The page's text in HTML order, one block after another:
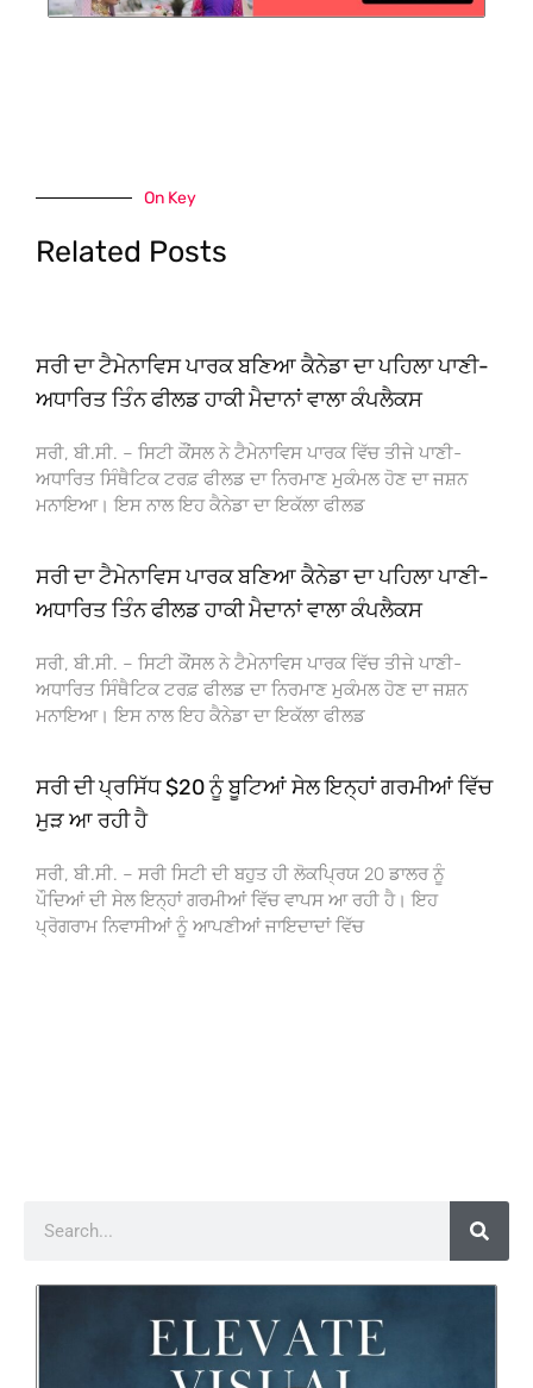
On Key
Related Posts
ਸਰੀ ਦਾ ਟੈਮੇਨਾਵਿਸ ਪਾਰਕ ਬਣਿਆ ਕੈਨੇਡਾ ਦਾ ਪਹਿਲਾ ਪਾਣੀ-
ਅਧਾਰਿਤ ਤਿੰਨ ਫੀਲਡ ਹਾਕੀ ਮੈਦਾਨਾਂ ਵਾਲਾ ਕੰਪਲੈਕਸ
ਸਰੀ, ਬੀ.ਸੀ. – ਸਿਟੀ ਕੌਂਸਲ ਨੇ ਟੈਮੇਨਾਵਿਸ ਪਾਰਕ ਵਿੱਚ ਤੀਜੇ ਪਾਣੀ-
ਅਧਾਰਿਤ ਸਿੰਥੈਟਿਕ ਟਰਫ਼ ਫੀਲਡ ਦਾ ਨਿਰਮਾਣ ਮੁਕੰਮਲ ਹੋਣ ਦਾ ਜਸ਼ਨ
ਮਨਾਇਆ। ਇਸ ਨਾਲ ਇਹ ਕੈਨੇਡਾ ਦਾ ਇਕੱਲਾ ਫੀਲਡ
ਸਰੀ ਦਾ ਟੈਮੇਨਾਵਿਸ ਪਾਰਕ ਬਣਿਆ ਕੈਨੇਡਾ ਦਾ ਪਹਿਲਾ ਪਾਣੀ-
ਅਧਾਰਿਤ ਤਿੰਨ ਫੀਲਡ ਹਾਕੀ ਮੈਦਾਨਾਂ ਵਾਲਾ ਕੰਪਲੈਕਸ
ਸਰੀ, ਬੀ.ਸੀ. – ਸਿਟੀ ਕੌਂਸਲ ਨੇ ਟੈਮੇਨਾਵਿਸ ਪਾਰਕ ਵਿੱਚ ਤੀਜੇ ਪਾਣੀ-
ਅਧਾਰਿਤ ਸਿੰਥੈਟਿਕ ਟਰਫ਼ ਫੀਲਡ ਦਾ ਨਿਰਮਾਣ ਮੁਕੰਮਲ ਹੋਣ ਦਾ ਜਸ਼ਨ
ਮਨਾਇਆ। ਇਸ ਨਾਲ ਇਹ ਕੈਨੇਡਾ ਦਾ ਇਕੱਲਾ ਫੀਲਡ
ਸਰੀ ਦੀ ਪ੍ਰਸਿੱਧ $20 ਨੂੰ ਬੂਟਿਆਂ ਸੇਲ ਇਨ੍ਹਾਂ ਗਰਮੀਆਂ ਵਿੱਚ
ਮੁੜ ਆ ਰਹੀ ਹੈ
ਸਰੀ, ਬੀ.ਸੀ. – ਸਰੀ ਸਿਟੀ ਦੀ ਬਹੁਤ ਹੀ ਲੋਕਪ੍ਰਿਯ 20 ਡਾਲਰ ਨੂੰ
ਪੌਦਿਆਂ ਦੀ ਸੇਲ ਇਨ੍ਹਾਂ ਗਰਮੀਆਂ ਵਿੱਚ ਵਾਪਸ ਆ ਰਹੀ ਹੈ। ਇਹ
ਪ੍ਰੋਗਰਾਮ ਨਿਵਾਸੀਆਂ ਨੂੰ ਆਪਣੀਆਂ ਜਾਇਦਾਦਾਂ ਵਿੱਚ